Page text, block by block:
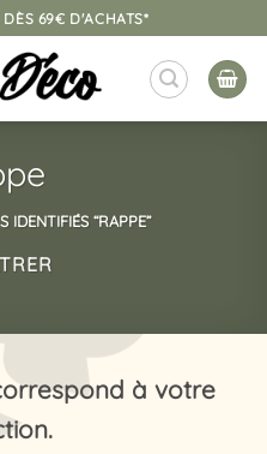
DÈS 69€ D'ACHATS*
IDENTIFIÉS “RAPPE”
à votre